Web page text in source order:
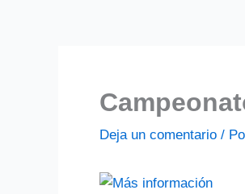
Deja un comentario /